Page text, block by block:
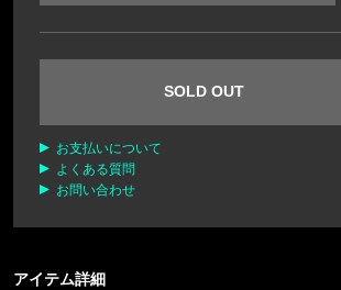
SOLD OUT
お支払いについて
よくある質問
お問い合わせ
アイテム詳細